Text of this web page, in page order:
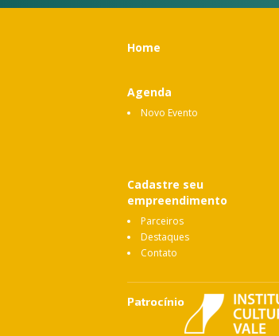
Home
Agenda
Novo Evento
Cadastre seu
empreendimento
Parceiros
Destaques
Contato
Patrocínio